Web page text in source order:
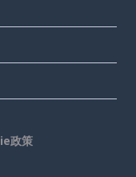
政策